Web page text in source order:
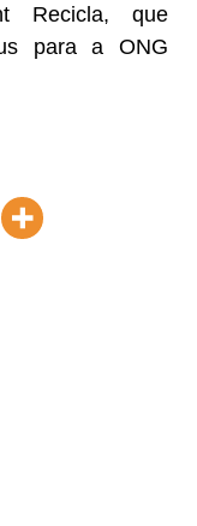
Recicla, que
para a ONG